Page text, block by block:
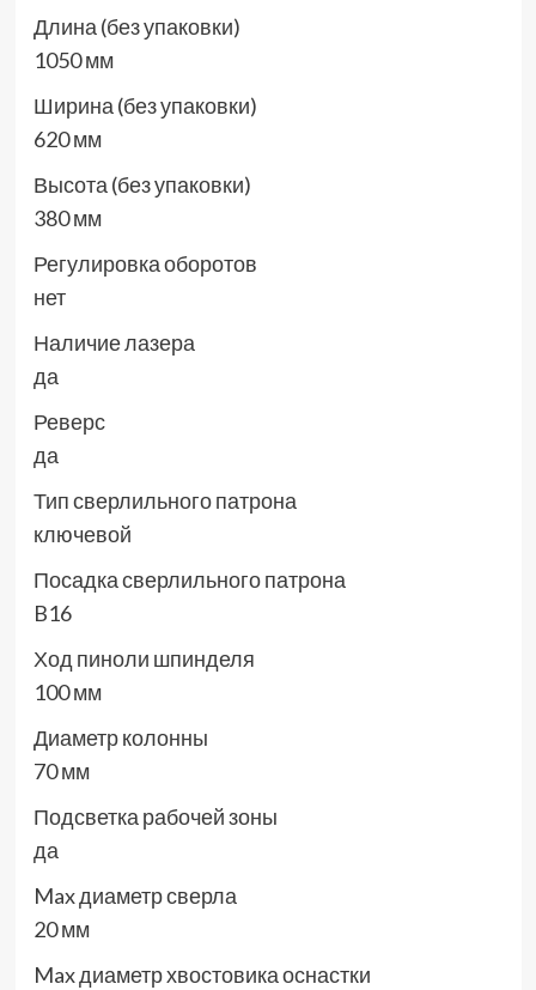
Длина (без упаковки)
1050 мм
Ширина (без упаковки)
620 мм
Высота (без упаковки)
380 мм
Регулировка оборотов
нет
Наличие лазера
да
Реверс
да
Тип сверлильного патрона
ключевой
Посадка сверлильного патрона
B16
Ход пиноли шпинделя
100 мм
Диаметр колонны
70 мм
Подсветка рабочей зоны
да
Max диаметр сверла
20 мм
Max диаметр хвостовика оснастки